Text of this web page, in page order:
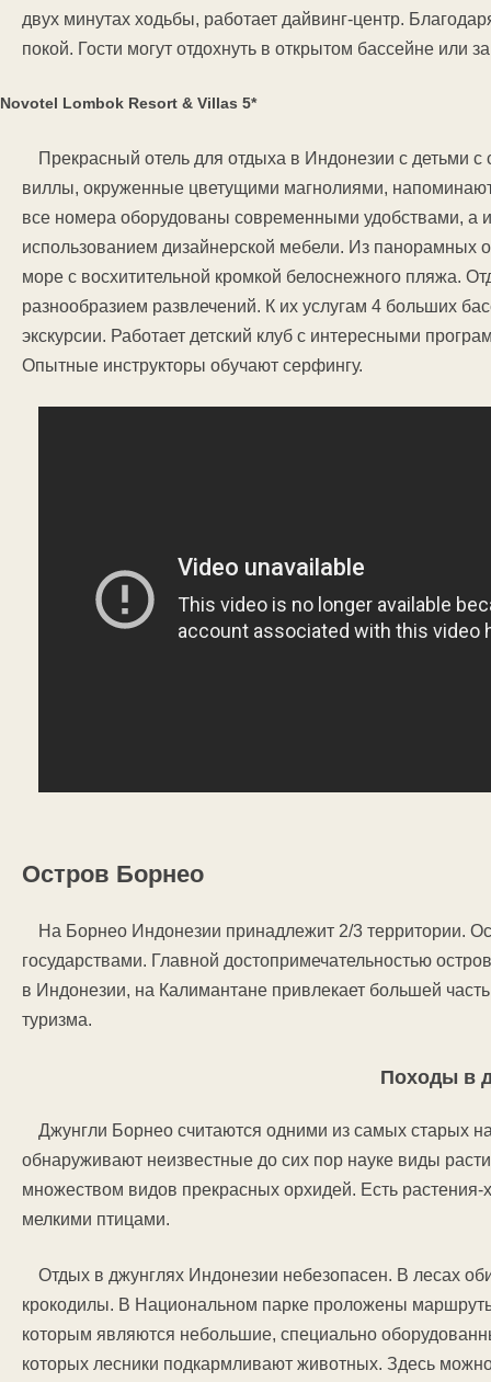
двух минутах ходьбы, работает дайвинг-центр.
покой. Гости могут отдохнуть в открытом бассейне или
Novotel Lombok Resort & Villas 5*
Прекрасный отель для отдыха в Индонезии с детьми
виллы, окруженные цветущими магнолиями,
все номера оборудованы современными удобствами, а
использованием дизайнерской мебели. Из
море с восхитительной кромкой белоснежного пляжа.
разнообразием развлечений. К их услугам 4 больших
экскурсии. Работает детский клуб с интересными
Опытные инструкторы обучают серфингу.
Остров Борнео
На Борнео Индонезии принадлежит 2/3 территории.
государствами. Главной достопримечательностью
в Индонезии, на Калимантане привлекает большей
туризма.
Походы в
Джунгли Борнео считаются одними из самых старых
обнаруживают неизвестные до сих пор науке виды
множеством видов прекрасных орхидей. Есть
мелкими птицами.
Отдых в джунглях Индонезии небезопасен. В лесах
крокодилы. В Национальном парке проложены
которым являются небольшие, специально
которых лесники подкармливают животных. Здесь